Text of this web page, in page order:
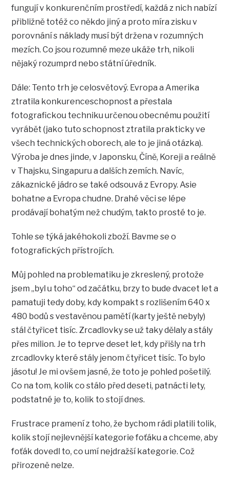
fungují v konkurenčním prostředí, každá z nich nabízí
přibližně totéž co někdo jiný a proto míra zisku v
porovnání s náklady musí být držena v rozumných
mezích. Co jsou rozumné meze ukáže trh, nikoli
nějaký rozumprd nebo státní úředník.
Dále: Tento trh je celosvětový. Evropa a Amerika
ztratila konkurenceschopnost a přestala
fotografickou techniku určenou obecnému použití
vyrábět (jako tuto schopnost ztratila prakticky ve
všech technických oborech, ale to je jiná otázka).
Výroba je dnes jinde, v Japonsku, Číně, Koreji a reálně
v Thajsku, Singapuru a dalších zemích. Navíc,
zákaznické jádro se také odsouvá z Evropy. Asie
bohatne a Evropa chudne. Drahé věci se lépe
prodávají bohatým než chudým, takto prosté to je.
Tohle se týká jakéhokoli zboží. Bavme se o
fotografických přístrojích.
Můj pohled na problematiku je zkreslený, protože
jsem „byl u toho“ od začátku, brzy to bude dvacet let a
pamatuji tedy doby, kdy kompakt s rozlišením 640 x
480 bodů s vestavěnou pamětí (karty ještě nebyly)
stál čtyřicet tisíc. Zrcadlovky se už taky dělaly a stály
přes milion. Je to teprve deset let, kdy přišly na trh
zrcadlovky které stály jenom čtyřicet tisíc. To bylo
jásotu! Je mi ovšem jasné, že toto je pohled pošetilý.
Co na tom, kolik co stálo před deseti, patnácti lety,
podstatné je to, kolik to stojí dnes.
Frustrace pramení z toho, že bychom rádi platili tolik,
kolik stojí nejlevnější kategorie foťáku a chceme, aby
foťák dovedl to, co umí nejdražší kategorie. Což
přirozeně nelze.